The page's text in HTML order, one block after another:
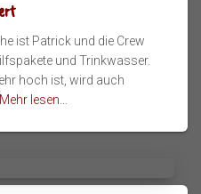
ist Patrick und die Crew
und Trinkwasser.
hoch ist, wird auch
Mehr lesen…